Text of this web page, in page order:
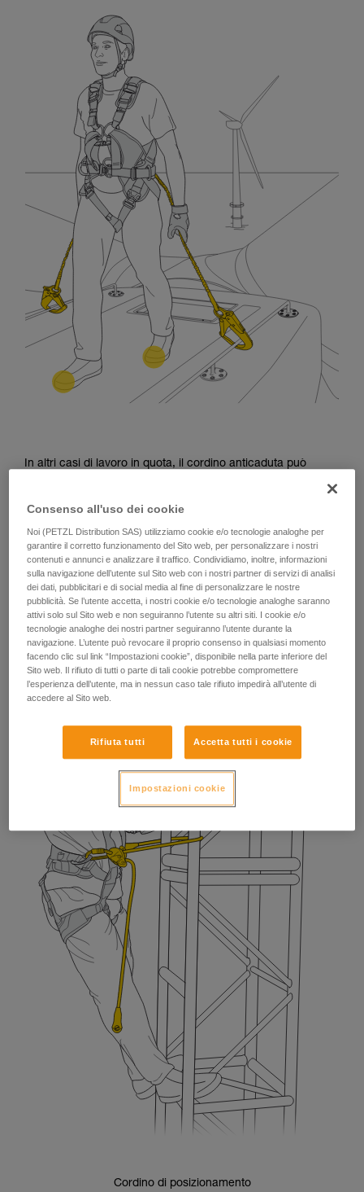
In altri casi di lavoro in quota, il cordino anticaduta può
L’utilizzatore è tenuto in una posizione stabile e confortevole
dal cordino di posizionamento. Il cordino anticaduta gli
garantisce quindi un mezzo per arrestare un’eventuale
caduta durante l’utilizzo del suo cordino di posizionamento.
Cordino di posizionamento
Consenso all'uso dei cookie
Noi (PETZL Distribution SAS) utilizziamo cookie e/o tecnologie analoghe per
garantire il corretto funzionamento del Sito web, per personalizzare i nostri
contenuti e annunci e analizzare il traffico. Condividiamo, inoltre, informazioni
sulla navigazione dell’utente sul Sito web con i nostri partner di servizi di analisi
dei dati, pubblicitari e di social media al fine di personalizzare le nostre
pubblicità. Se l’utente accetta, i nostri cookie e/o tecnologie analoghe saranno
attivi solo sul Sito web e non seguiranno l’utente su altri siti. I cookie e/o
tecnologie analoghe dei nostri partner seguiranno l’utente durante la
navigazione. L’utente può revocare il proprio consenso in qualsiasi momento
facendo clic sul link “Impostazioni cookie”, disponibile nella parte inferiore del
Sito web. Il rifiuto di tutti o parte di tali cookie potrebbe compromettere
l’esperienza dell’utente, ma in nessun caso tale rifiuto impedirà all’utente di
accedere al Sito web.
Rifiuta tutti Accetta tutti i cookie
Impostazioni cookie